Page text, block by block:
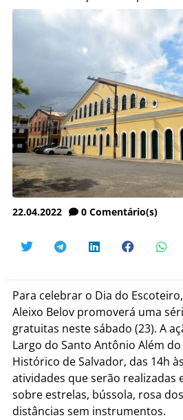
22.04.2022 0 Comentário(s)
Para celebrar o Dia do
Aleixo Belov promoverá uma
gratuitas neste sábado (23). A
Largo do Santo Antônio Além
Histórico de Salvador, das 14h
atividades que serão realizadas
sobre estrelas, bússola, rosa
distâncias sem instrumentos.